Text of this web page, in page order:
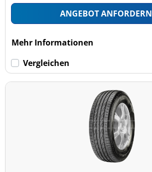
ANGEBOT ANFORDERN
Mehr Informationen
Vergleichen